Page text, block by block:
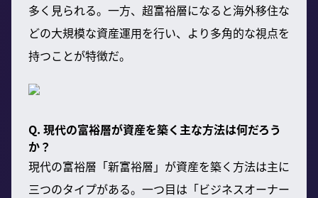
多く見られる。一方、超富裕層になると海外移住な
どの大規模な資産運用を行い、より多角的な視点を
持つことが特徴だ。
Q. 現代の富裕層が資産を築く主な方法は何だろう
か？
現代の富裕層「新富裕層」が資産を築く方法は主に
三つのタイプがある。一つ目は「ビジネスオーナー